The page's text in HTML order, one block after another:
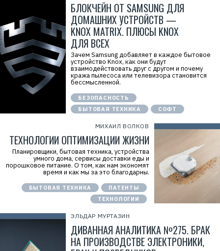
БЛОКЧЕЙН ОТ SAMSUNG ДЛЯ
ДОМАШНИХ УСТРОЙСТВ —
KNOX MATRIX. ПЛЮСЫ KNOX
ДЛЯ ВСЕХ
Зачем Samsung добавляет в каждое бытовое
устройство Knox, как они будут
взаимодействовать друг с другом и почему
кража пылесоса или телевизора становится
бессмысленной.
БЕЗОПАСНОСТЬ
БЫТОВАЯ ТЕХНИКА
СОФТ
МИХАИЛ ВОЛКОВ
ТЕХНОЛОГИИ ОПТИМИЗАЦИИ ЖИЗНИ
Планировщики, бытовая техника, устройства
умного дома, сервисы доставки еды и
порошковое питание. О том, как нам экономят
время и как мы за это благодарны.
БЫТОВАЯ ТЕХНИКА
ПАТЕНТЫ
ТЕХНОЛОГИИ
ЭЛЬДАР МУРТАЗИН
ДИВАННАЯ АНАЛИТИКА №275. БРАК
НА ПРОИЗВОДСТВЕ ЭЛЕКТРОНИКИ,